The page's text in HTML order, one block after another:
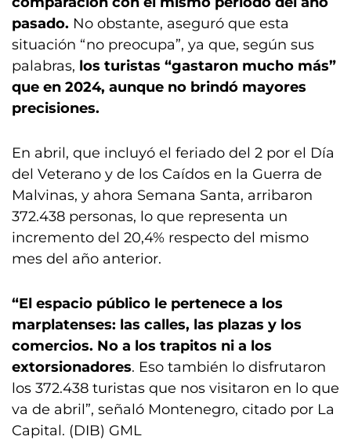
pasado. No obstante, aseguró que esta
situación “no preocupa”, ya que, según sus
palabras, los turistas “gastaron mucho más”
que en 2024, aunque no brindó mayores
precisiones.
En abril, que incluyó el feriado del 2 por el Día
del Veterano y de los Caídos en la Guerra de
Malvinas, y ahora Semana Santa, arribaron
372.438 personas, lo que representa un
incremento del 20,4% respecto del mismo
mes del año anterior.
“El espacio público le pertenece a los
marplatenses: las calles, las plazas y los
comercios. No a los trapitos ni a los
extorsionadores. Eso también lo disfrutaron
los 372.438 turistas que nos visitaron en lo que
va de abril”, señaló Montenegro, citado por La
Capital. (DIB) GML